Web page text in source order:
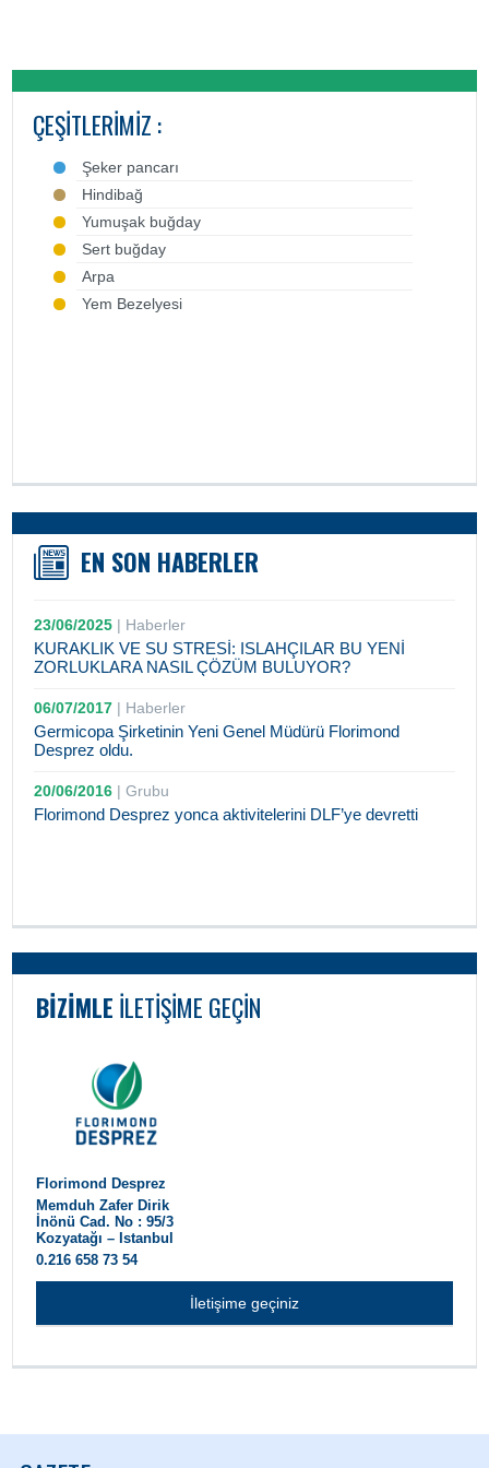
ÇEŞITLERIMIZ :
Şeker pancarı
Hindibağ
Yumuşak buğday
Sert buğday
Arpa
Yem Bezelyesi
EN SON HABERLER
23/06/2025 | Haberler
KURAKLIK VE SU STRESİ: ISLAHÇILAR BU YENİ
ZORLUKLARA NASIL ÇÖZÜM BULUYOR?
06/07/2017 | Haberler
Germicopa Şirketinin Yeni Genel Müdürü Florimond
Desprez oldu.
20/06/2016 |Grubu
Florimond Desprez yonca aktivitelerini DLF’ye devretti
BIZIMLE ILETIŞIME GEÇIN
Florimond Desprez
Memduh Zafer Dirik
İnönü Cad. No : 95/3
Kozyatağı – Istanbul
0.216 658 73 54
İletişime geçiniz